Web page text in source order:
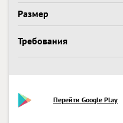
Размер
Требования
Перейти Google Play